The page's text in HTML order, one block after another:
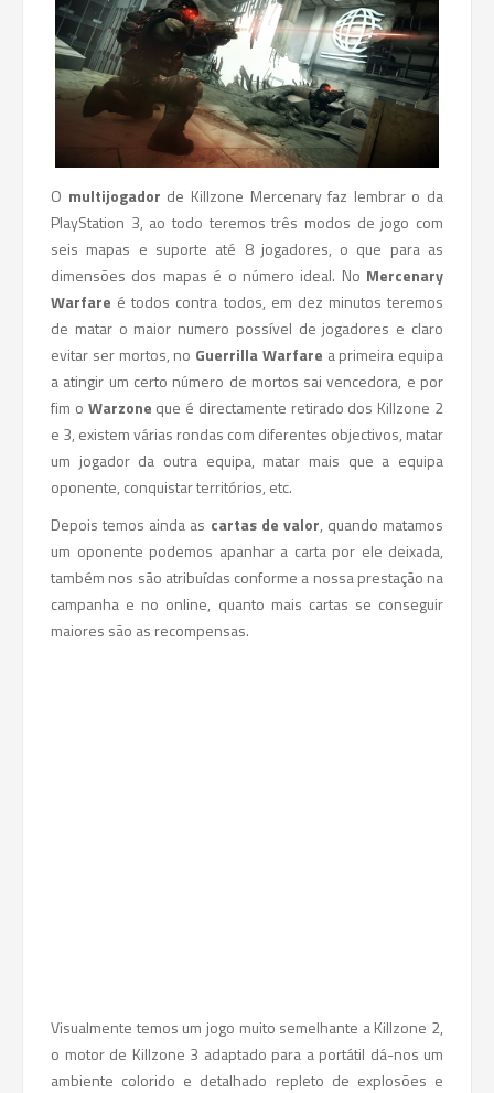
O multijogador de Killzone Mercenary faz lembrar o da
PlayStation 3, ao todo teremos três modos de jogo com
seis mapas e suporte até 8 jogadores, o que para as
dimensões dos mapas é o número ideal. No Mercenary
Warfare é todos contra todos, em dez minutos teremos
de matar o maior numero possível de jogadores e claro
evitar ser mortos, no Guerrilla Warfare a primeira equipa
a atingir um certo número de mortos sai vencedora, e por
fim o Warzone que é directamente retirado dos Killzone 2
e 3, existem várias rondas com diferentes objectivos, matar
um jogador da outra equipa, matar mais que a equipa
oponente, conquistar territórios, etc.
Depois temos ainda as cartas de valor, quando matamos
um oponente podemos apanhar a carta por ele deixada,
também nos são atribuídas conforme a nossa prestação na
campanha e no online, quanto mais cartas se conseguir
maiores são as recompensas.
Visualmente temos um jogo muito semelhante a Killzone 2,
o motor de Killzone 3 adaptado para a portátil dá-nos um
ambiente colorido e detalhado repleto de explosões e